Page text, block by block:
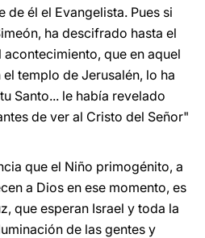
de él el Evangelista. Pues si
ha descifrado hasta el
que en aquel
templo de Jerusalén, lo ha
Santo... le había revelado
de ver al Cristo del Señor"
que el Niño primogénito, a
a Dios en ese momento, es
que esperan Israel y toda la
de las gentes y